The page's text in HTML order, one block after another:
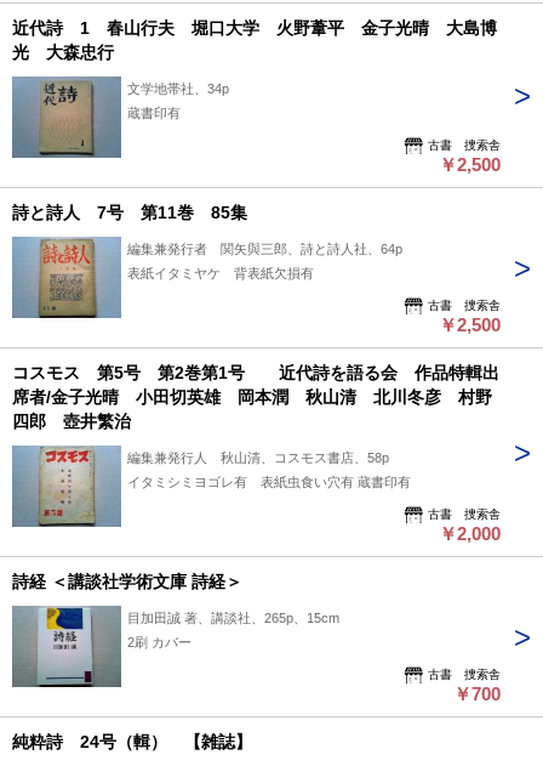
近代詩 1 春山行夫 堀口大学 火野葦平 金子光晴 大島博
光 大森忠行
文学地帯社、34p
蔵書印有
古書 捜索舎
￥2,500
詩と詩人 7号 第11巻 85集
編集兼発行者 関矢與三郎、詩と詩人社、64p
表紙イタミヤケ 背表紙欠損有
古書 捜索舎
￥2,500
コスモス 第5号 第2巻第1号 近代詩を語る会 作品特輯出
席者/金子光晴 小田切英雄 岡本潤 秋山清 北川冬彦 村野
四郎 壺井繁治
編集兼発行人 秋山清、コスモス書店、58p
イタミシミヨゴレ有 表紙虫食い穴有 蔵書印有
古書 捜索舎
￥2,000
詩経 ＜講談社学術文庫 詩経＞
目加田誠 著、講談社、265p、15cm
2刷 カバー
古書 捜索舎
￥700
純粋詩 24号（輯） 【雑誌】